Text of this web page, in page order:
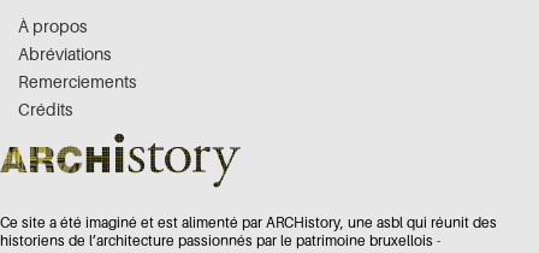
À propos
Abréviations
Remerciements
Crédits
Ce site a été imaginé et est alimenté par ARCHistory, une asbl qui réunit des
historiens de l’architecture passionnés par le patrimoine bruxellois -